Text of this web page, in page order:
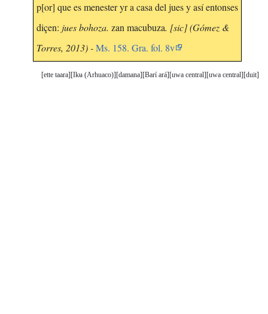
p[or] que es menester yr a casa del jues y así entonses
diçen: jues bohoza. zan macubuza. [sic] (Gómez &
Torres, 2013) -Ms. 158. Gra. fol. 8v
duit
uwa central
uwa central
Barí ará
damana
Ikʉ (Arhuaco)
ette taara